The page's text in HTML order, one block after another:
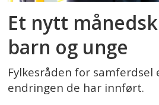
Et nytt
barn og unge
Fylkesråden for samferdsel
endringen de har innført.